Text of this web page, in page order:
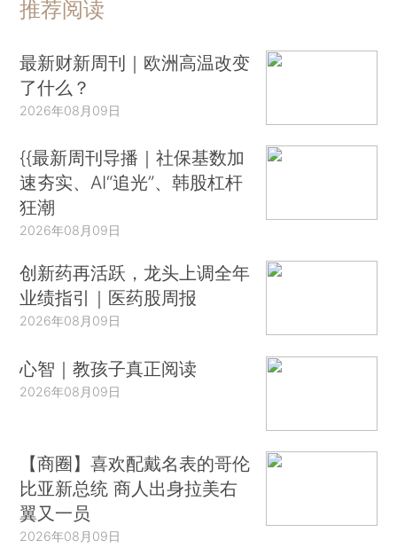
推荐阅读
最新财新周刊｜欧洲高温改变
了什么？
2026年08月09日
{{最新周刊导播｜社保基数加
速夯实、AI“追光”、韩股杠杆
狂潮
2026年08月09日
创新药再活跃，龙头上调全年
业绩指引｜医药股周报
2026年08月09日
心智｜教孩子真正阅读
2026年08月09日
【商圈】喜欢配戴名表的哥伦
比亚新总统 商人出身拉美右
翼又一员
2026年08月09日